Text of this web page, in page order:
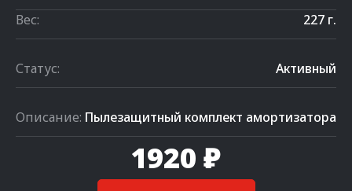
Вес:
227 г.
Статус: Активный
Описание: Пылезащитный комплект амортизатора
1920 ₽